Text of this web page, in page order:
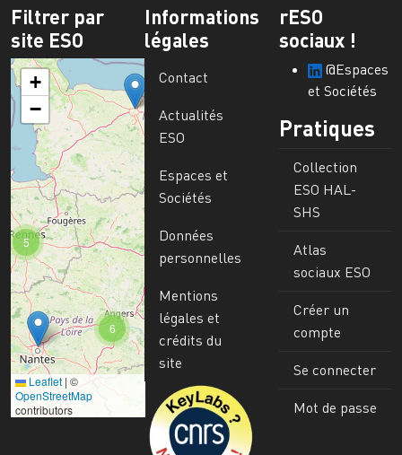
Filtrer par
site ESO
6
5
+
−
Leaflet | ©
OpenStreetMap
contributors
Informations
légales
Contact
Actualités
ESO
Espaces et
Sociétés
Données
personnelles
Mentions
légales et
crédits du
site
Image
rESO
sociaux !
@Espaces
et Sociétés
Pratiques
Collection
ESO HAL-
SHS
Atlas
sociaux ESO
Créer un
compte
Se connecter
Mot de passe